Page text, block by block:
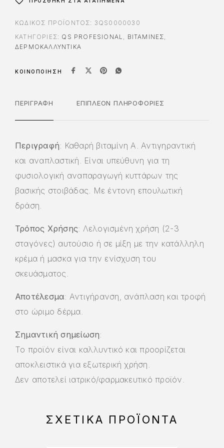
v
e
:
ΚΩΔΙΚΌΣ ΠΡΟΪΌΝΤΟΣ: 3QS0000030
ΚΑΤΗΓΟΡΊΕΣ: QS PROFESIONAL , ΒΙΤΑΜΙΝΕΣ,
ΔΕΡΜΟΚΑΛΛΥΝΤΙΚΑ
ΚΟΙΝΟΠΟΊΗΣΗ
ΠΕΡΙΓΡΑΦΉ ΕΠΙΠΛΈΟΝ ΠΛΗΡΟΦΟΡΊΕΣ
Περιγραφή: Καθαρή βιταμίνη Α. Αντιγηραντική
και αναπλαστική. Είναι υπεύθυνη για τη
φυσιολογική αναπαραγωγή κυττάρων της
βασικής στοιβάδας. Με έντονη επουλωτική
δράση.
Τρόπος Χρήσης: Λελογισμένη χρήση (2-3
σταγόνες) αυτούσιο ή σε μίξη με την κατάλληλη
κρέμα ή μασκα για την ενίσχυση του
σκευάσματος.
Αποτέλεσμα: Αντιγήρανση, ανάπλαση και τροφή
στο ώριμο δέρμα.
Σημαντική σημείωση:
Το προϊόν είναι καλλυντικό καιπροορίζεται
αποκλειστικά για εξωτερική χρήση.
Δεν αποτελεί ιατρικό/φαρμακευτικό προϊόν.
ΣΧΕΤΙΚΆ ΠΡΟΪΌΝΤΑ